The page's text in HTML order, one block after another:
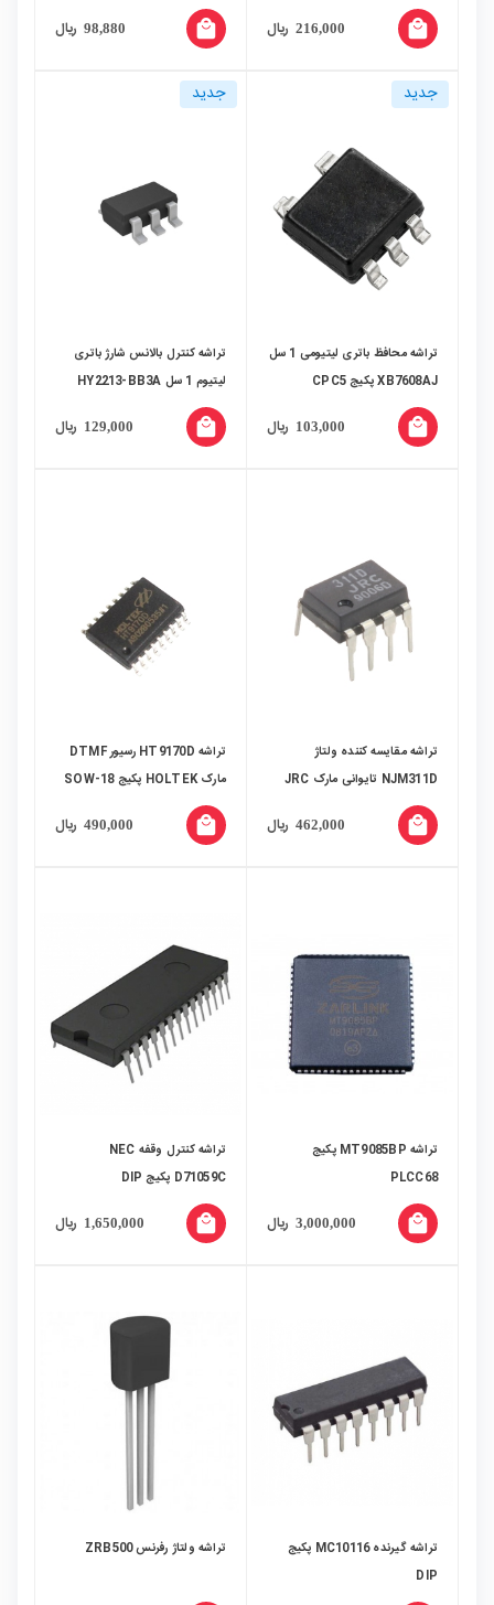
216,000 ریال local_mall
پکیج SOP-8
98,880 ریال local_mall
جدید
تراشه محافظ باتری لیتیومی 1 سل
XB7608AJ پکیج CPC5
103,000 ریال local_mall
جدید
تراشه کنترل بالانس شارژ باتری
لیتیوم 1 سل HY2213-BB3A
پکیج SOT-23-6
129,000 ریال local_mall
تراشه مقایسه کننده ولتاژ
NJM311D تایوانی مارک JRC
پکیج DIP
462,000 ریال local_mall
تراشه HT9170D رسیور DTMF
مارک HOLTEK پکیج SOW-18
490,000 ریال local_mall
تراشه MT9085BP پکیج
PLCC68
3,000,000 ریال local_mall
تراشه کنترل وقفه NEC
D71059C پکیج DIP
1,650,000 ریال local_mall
تراشه گیرنده MC10116 پکیج
DIP
تراشه ولتاژ رفرنس ZRB500